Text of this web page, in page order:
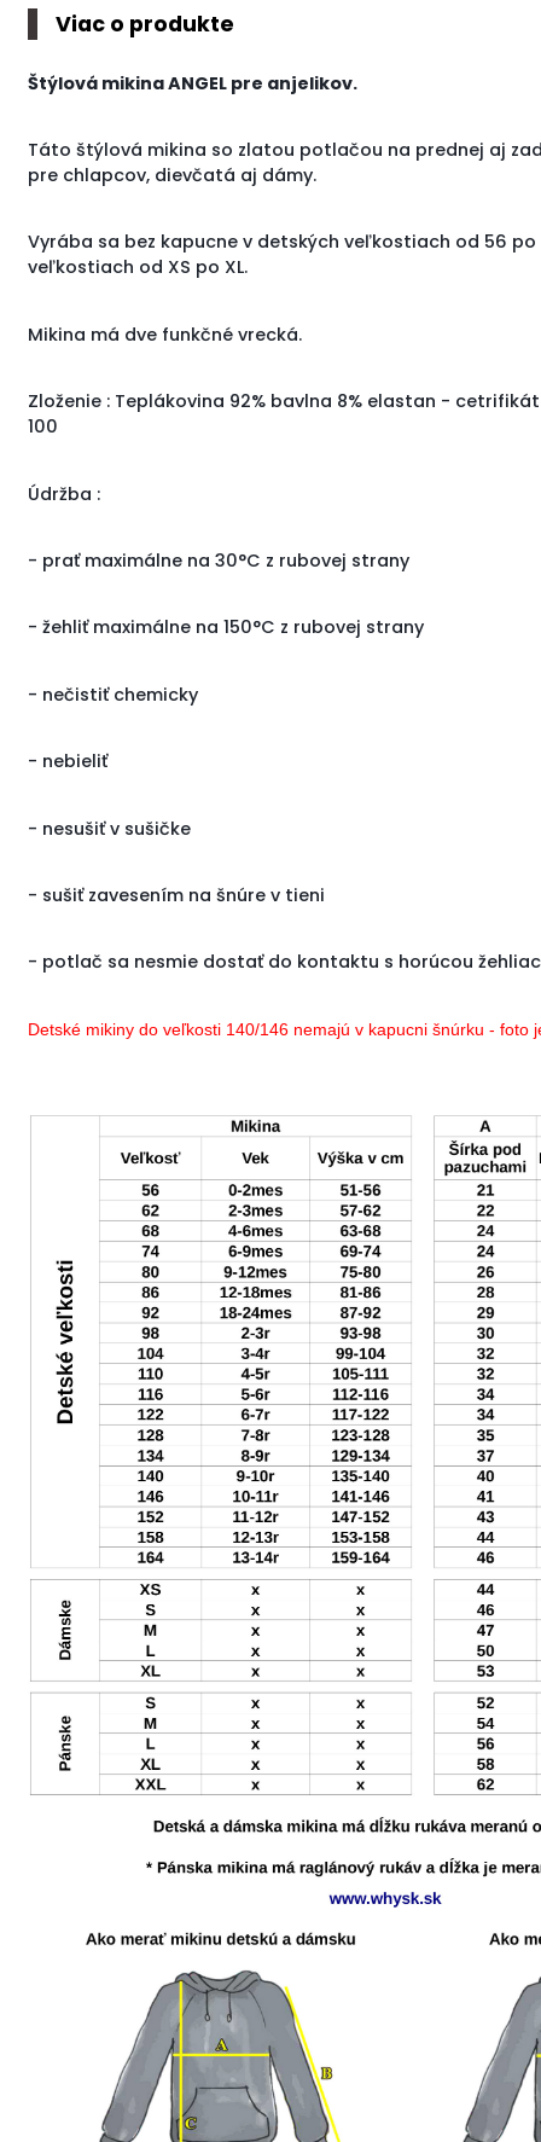
Viac o produkte
Štýlová mikina ANGEL pre anjelikov.
Táto štýlová mikina so zlatou potlačou na prednej aj
pre chlapcov, dievčatá aj dámy.
Vyrába sa bez kapucne v detských veľkostiach od 56 po
veľkostiach od XS po XL.
Mikina má dve funkčné vrecká.
Zloženie : Teplákovina 92% bavlna 8% elastan - cetrifikát
100
Údržba :
- prať maximálne na 30°C z rubovej strany
- žehliť maximálne na 150°C z rubovej strany
- nečistiť chemicky
- nebieliť
- nesušiť v sušičke
- sušiť zavesením na šnúre v tieni
- potlač sa nesmie dostať do kontaktu s horúcou
Detské mikiny do veľkosti 140/146 nemajú v kapucni šnúrku - foto